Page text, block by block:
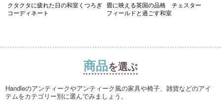
クタクタに疲れた日の和室くつろぎ
コーディネート
畳に映える英国の品格 チェスター
フィールドと過ごす和室
商品を選ぶ
Handleのアンティークやアンティーク風の家具や椅子、雑貨などのアイ
テムをカテゴリー別に選んでみましょう。